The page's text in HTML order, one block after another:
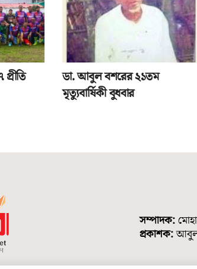
প্রীতি
ডা. আবুল বশরের ২১তম
মৃত্যুবার্ষিকী বুধবার
সম্পাদক:
প্রকাশক:আবুল